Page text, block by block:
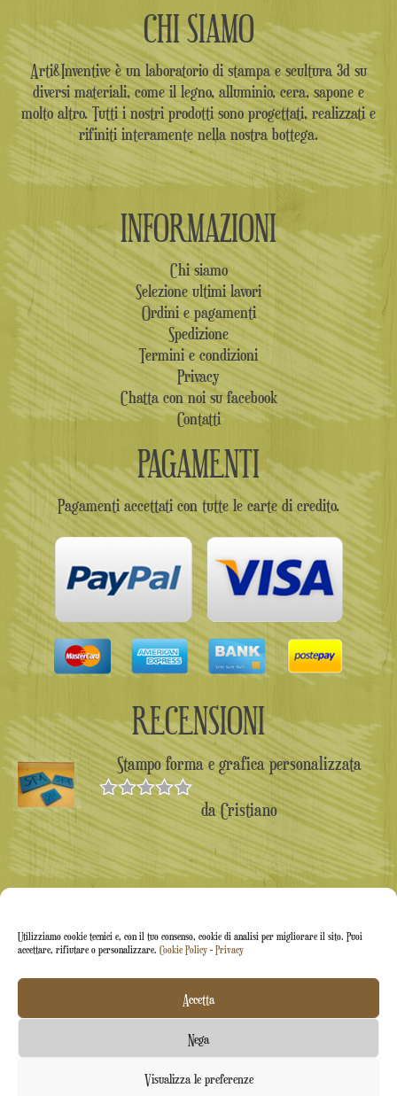
Utilizziamo cookie tecnici e, con il tuo consenso, cookie di analisi per migliorare il sito. Puoi
accettare, rifiutare o personalizzare. Cookie Policy - Privacy
Accetta
Nega
Visualizza le preferenze
CHI SIAMO
Arti&Inventive è un laboratorio di stampa e scultura 3d su
diversi materiali, come il legno, alluminio, cera, sapone e
molto altro. Tutti i nostri prodotti sono progettati, realizzati e
rifiniti interamente nella nostra bottega.
INFORMAZIONI
Chi siamo
Selezione ultimi lavori
Ordini e pagamenti
Spedizione
Termini e condizioni
Privacy
Chatta con noi su facebook
Contatti
PAGAMENTI
Pagamenti accettati con tutte le carte di credito.
RECENSIONI
Stampo forma e grafica personalizzata
Valutato5
su 5
da Cristiano
Arti&Inventive ® 2005-2026 | P.iva 05070120877 |
Azienda iscritta all'albo artigiani CT-711169 | Rea CT-
426037
Contattaci